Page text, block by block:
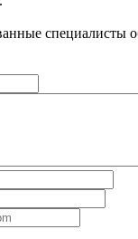
специалисты